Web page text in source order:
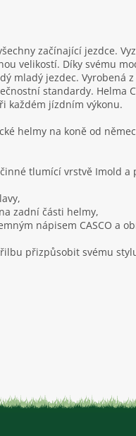
začínající jezdce.
velikostí. Díky svému
mladý jezdec. Vyrobená z
standardy. Helma
každém jízdním výkonu.
helmy na koně od
tlumící vrstvě Imold a
zadní části helmy,
nápisem CASCO a
přizpůsobit svému